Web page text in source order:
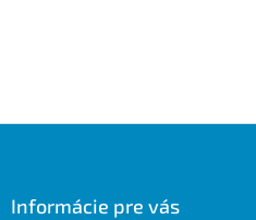
Informácie pre vás